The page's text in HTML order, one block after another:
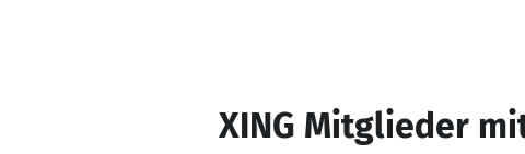
XING Mitglieder